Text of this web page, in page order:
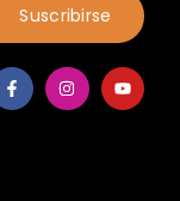
Suscribirse